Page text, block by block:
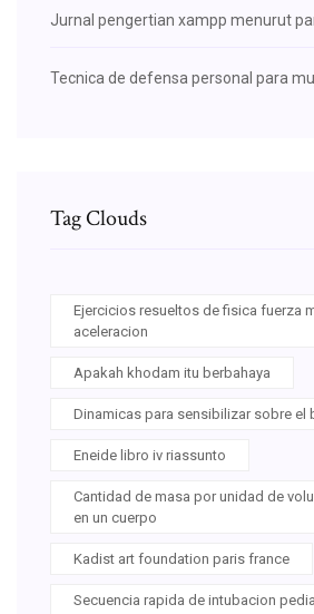
Jurnal pengertian xampp menurut
Tecnica de defensa personal para
Tag Clouds
Ejercicios resueltos de fisica fuerza
aceleracion
Apakah khodam itu berbahaya
Dinamicas para sensibilizar sobre el
Eneide libro iv riassunto
Cantidad de masa por unidad de
en un cuerpo
Kadist art foundation paris france
Secuencia rapida de intubacion